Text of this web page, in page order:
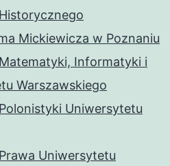
Mickiewicza w Poznaniu
Informatyki i
Warszawskiego
Uniwersytetu
Uniwersytetu